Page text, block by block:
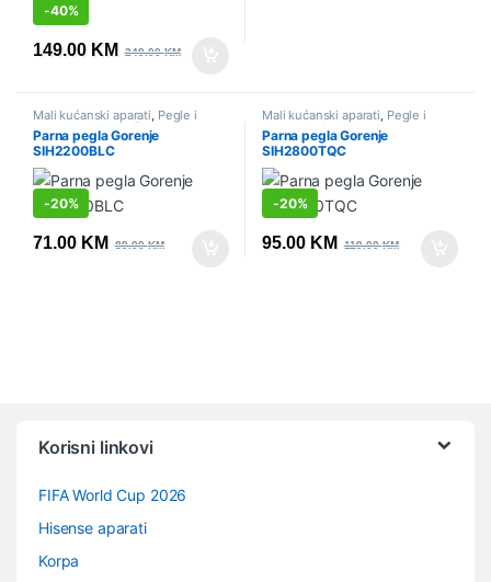
-40%
149.00 KM 249.00KM
Mali kućanski aparati, Pegle i
parne stanice ,Sniženo
Parna pegla Gorenje
SIH2200BLC
-20%
71.00 KM 89.00KM
Mali kućanski aparati, Pegle i
parne stanice
Parna pegla Gorenje
SIH2800TQC
-20%
95.00 KM 119.00KM
Korisni linkovi
FIFA World Cup 2026
Hisense aparati
Korpa